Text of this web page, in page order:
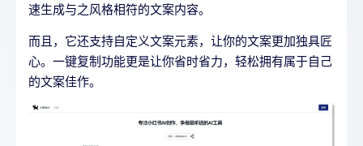
速生成与之风格相符的文案内容。
而且，它还支持自定义文案元素，让你的文案更加独具匠
心。一键复制功能更是让你省时省力，轻松拥有属于自己
的文案佳作。